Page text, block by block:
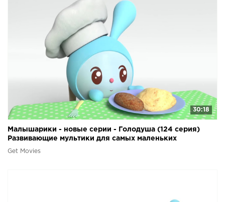
30:18
Малышарики - новые серии - Голодуша (124 серия)
Развивающие мультики для самых маленьких
Get Movies